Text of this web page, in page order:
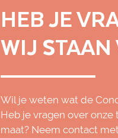
HEB JE
WIJ
Wil je weten wat de
Heb je vragen over
maat? Neem contact